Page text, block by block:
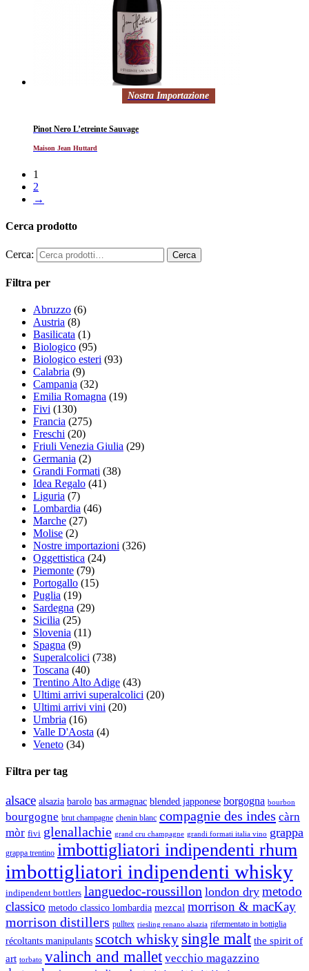
Nostra Importazione
Pinot Nero L’etreinte Sauvage
Maison Jean Huttard
1
2
→
Cerca prodotto
Cerca:
Filtra per
Abruzzo (6)
Austria (8)
Basilicata (1)
Biologico (95)
Biologico esteri (93)
Calabria (9)
Campania (32)
Emilia Romagna (19)
Fivi (130)
Francia (275)
Freschi (20)
Friuli Venezia Giulia (29)
Germania (2)
Grandi Formati (38)
Idea Regalo (41)
Liguria (7)
Lombardia (46)
Marche (27)
Molise (2)
Nostre importazioni (326)
Oggettistica (24)
Piemonte (79)
Portogallo (15)
Puglia (19)
Sardegna (29)
Sicilia (25)
Slovenia (11)
Spagna (9)
Superalcolici (738)
Toscana (40)
Trentino Alto Adige (43)
Ultimi arrivi superalcolici (20)
Ultimi arrivi vini (20)
Umbria (16)
Valle D'Aosta (4)
Veneto (34)
Filtra per tag
alsace alsazia barolo bas armagnac blended japponese borgogna bourbon
bourgogne brut champagne chenin blanc compagnie des indes càrn
mòr fivi glenallachie grand cru champagne grandi formati italia vino grappa
grappa trentino imbottigliatori indipendenti rhum
imbottigliatori indipendenti whisky
indipendent bottlers languedoc-roussillon london dry metodo
classico metodo classico lombardia mezcal morrison & macKay
morrison distillers pulltex riesling renano alsazia rifermentato in bottiglia
récoltants manipulants scotch whisky single malt the spirit of
art torbato valinch and mallet vecchio magazzino